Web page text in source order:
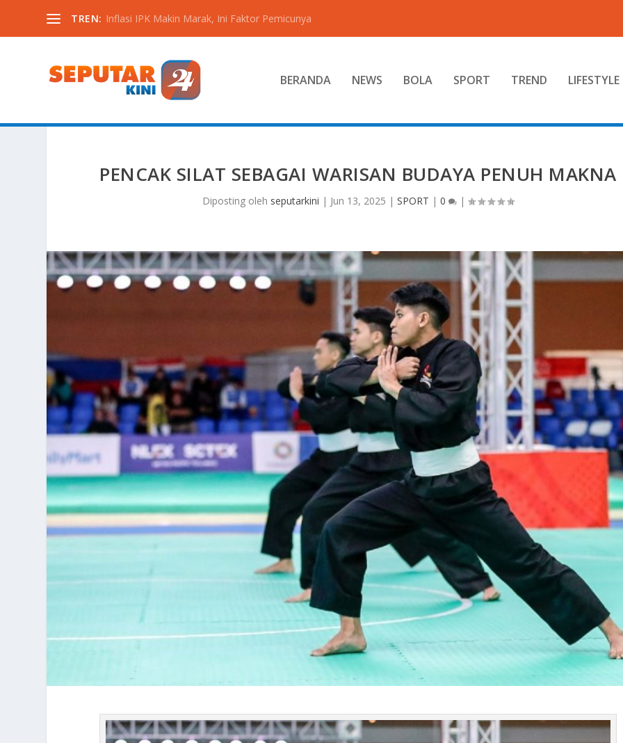
TREN: Inflasi IPK Makin Marak, Ini Faktor Pemicunya
BERANDA NEWS BOLA SPORT TREND LIFESTYLE
PENCAK SILAT SEBAGAI WARISAN BUDAYA PENUH MAKNA
Diposting oleh seputarkini | Jun 13, 2025 | SPORT | 0 |